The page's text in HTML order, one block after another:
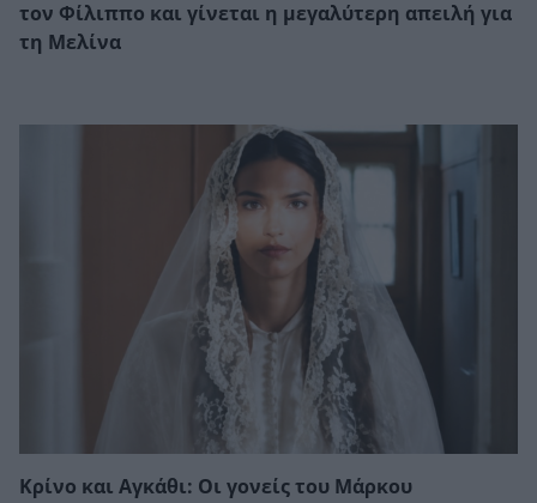
τον Φίλιππο και γίνεται η μεγαλύτερη απειλή για
τη Μελίνα
Κρίνο και Αγκάθι: Οι γονείς του Μάρκου